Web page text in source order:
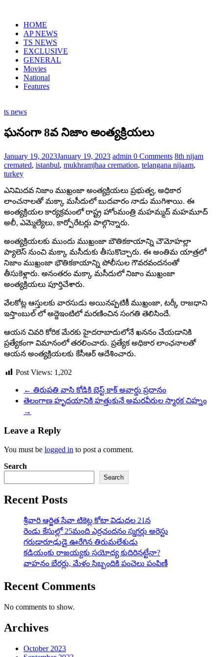
contentHOME
AP NEWS
TS NEWS
EXCLUSIVE
GENERAL
Movies
National
Features
ts news
ఘనంగా 8వ నిజాం అంత్యక్రియలు
January 19, 2023January 19, 2023 admin 0 Comments 8th nijam
cremated, istanbul, mukhramjhaa cremation, telangana nijaam,
turkey
ఎనిమిదవ నిజాం ముఖ్రంజా అంత్యక్రియలు ప్రభుత్వ, అధికార
లాంచనాలతో మక్కా మసీదులో బుదవారం నాడు ముగిశాయి. ఈ
అంత్యక్రియల కార్యక్రమంలో రాష్ట్ర హోంమంత్రి మహమ్మద్ మహమూద్
అలీ, ఎమ్మెల్యేలు, కార్పోరేటర్లు పాల్గొన్నారు.
అంత్యక్రియలకు ముందు ముఖ్రంజా బౌతికకాయాన్ని చౌమోహల్లా
ప్యాలెస్ నుంచి మక్కా మసీదుకు తీసుకొచ్చారు. ఈ అంతిమ యాత్రలో
నిజాం ముఖ్రంజా భౌతికకాయాన్ని పోలీసుల గౌవరవందనంతో
తీసుకెళ్లారు. అనంతరం మక్కా మసీదులో నిజాం ముఖ్రంజా
అంత్యక్రియలు పూర్తిచేశారు.
వేలకోట్ల ఆస్తులకు వారసుడు అయినప్పటికీ ముఖ్రంజా, టర్కీ రాజధాని
ఇస్తాంబుల్ లో అద్దెఇంటిలో మరణించిన సంగతి తెలిసిందే.
ఆయన చివరి కోరిక మేరకు హైదరాబాదులోనే ఖననం చేయడానికి
ప్రత్యేకంగా విమానంలో తరలించారు. ప్రత్యేక అధికార లాంఛనాలతో
ఆయన అంత్యక్రియలకు కేసీఆర్ ఆదేశించారు.
Post Views: 1,202
← తిరుపతి వాసి కోడికి బెస్ట్ కాక్ అవార్డు ప్రదానం
తెలంగాణ హృదయానికి హత్తుకునే అమరవీరుల స్మారక చిహ్నం
→
Leave a Reply
You must be logged in to post a comment.
Search
Search
Recent Posts
శ్రీవారి ఆర్జిత సేవా టికెట్ల కోటా విడుదల 21న
రెండు కేసుల్లో 25మంది ఎర్రచందనం స్మగ్లర్లు అరెస్టు
గరుడారూఢుడై ఊరేగిన తిరుమలేశుడు
కడియంకు రాజయ్యకు సయోధ్య కుదిరినట్టేనా?
వాహ‌నం బేర‌ర్లు, మేళం సిబ్బందికి పంచెలు పంపిణీ
Recent Comments
No comments to show.
Archives
October 2023